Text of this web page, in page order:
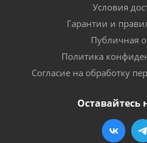
Условия
Гарантии и
Публичная
Политика
Согласие на обработку
Оставайтесь